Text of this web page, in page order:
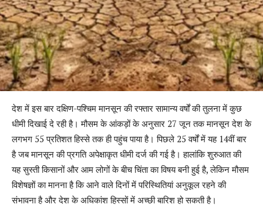
देश में इस बार दक्षिण-पश्चिम मानसून की रफ्तार सामान्य वर्षों की तुलना में कुछ
धीमी दिखाई दे रही है। मौसम के आंकड़ों के अनुसार 27 जून तक मानसून देश के
लगभग 55 प्रतिशत हिस्से तक ही पहुंच पाया है। पिछले 25 वर्षों में यह 14वीं बार
है जब मानसून की प्रगति अपेक्षाकृत धीमी दर्ज की गई है। हालांकि शुरुआत की
यह सुस्ती किसानों और आम लोगों के बीच चिंता का विषय बनी हुई है, लेकिन मौसम
विशेषज्ञों का मानना है कि आने वाले दिनों में परिस्थितियां अनुकूल रहने की
संभावना है और देश के अधिकांश हिस्सों में अच्छी बारिश हो सकती है।